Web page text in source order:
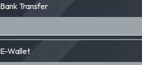
Bank Transfer
E-Wallet